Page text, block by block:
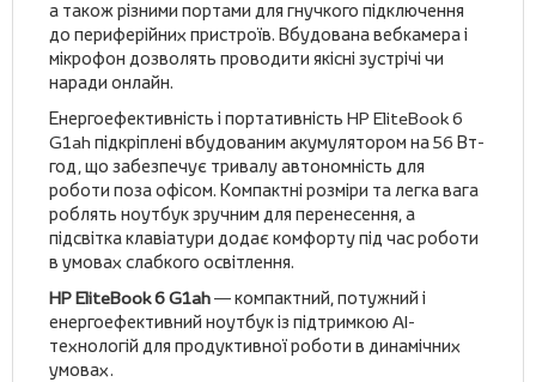
а також різними портами для гнучкого підключення
до периферійних пристроїв. Вбудована вебкамера і
мікрофон дозволять проводити якісні зустрічі чи
наради онлайн.
Енергоефективність і портативність HP EliteBook 6
G1ah підкріплені вбудованим акумулятором на 56 Вт-
год, що забезпечує тривалу автономність для
роботи поза офісом. Компактні розміри та легка вага
роблять ноутбук зручним для перенесення, а
підсвітка клавіатури додає комфорту під час роботи
в умовах слабкого освітлення.
HP EliteBook 6 G1ah— компактний, потужний і
енергоефективний ноутбук із підтримкою AI-
технологій для продуктивної роботи в динамічних
умовах.